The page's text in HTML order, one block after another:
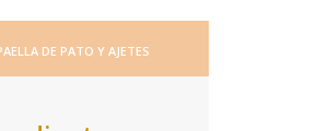
DE PATO Y AJETES